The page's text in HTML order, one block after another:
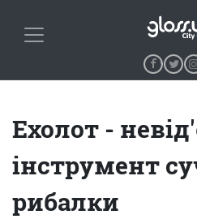
Ехолот -
інструмент
рибалки